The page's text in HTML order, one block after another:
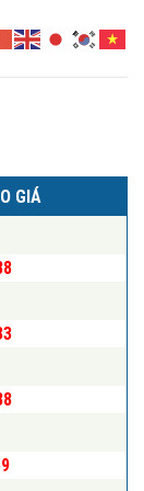
GIÁ